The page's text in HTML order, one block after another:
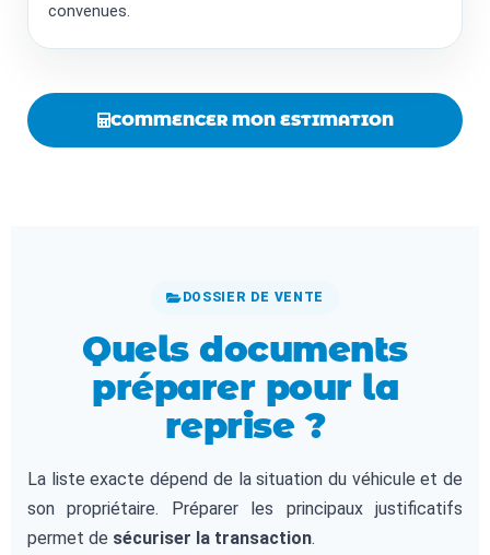
convenues.
COMMENCER MON ESTIMATION
DOSSIER DE VENTE
Quels documents
préparer pour la
reprise ?
La liste exacte dépend de la situation du véhicule et de
son propriétaire. Préparer les principaux justificatifs
permet de sécuriser la transaction.